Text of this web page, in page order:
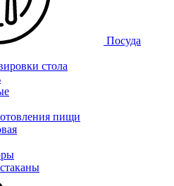
Посуда
стола
пищи